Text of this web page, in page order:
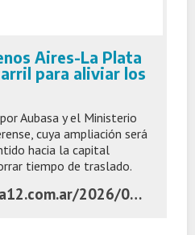
Aires-La Plata
para aliviar los
Aubasa y el Ministerio
cuya ampliación será
hacia la capital
tiempo de traslado.
https://www.pagina12.com.ar/2026/06/02/la-autopista-buenos-aires-la-plata-suma-un-cuarto-carril-para-aliviar-los-viajes-diarios/